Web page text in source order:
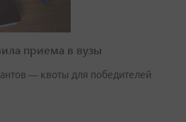
приема в вузы
— квоты для победителей